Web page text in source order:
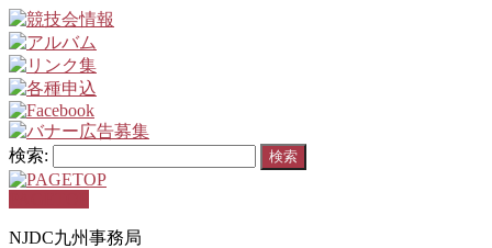
検索:
NJDC九州事務局